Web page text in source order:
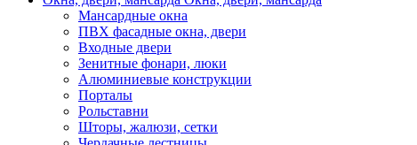
Мансардные окна
ПВХ фасадные окна, двери
Входные двери
Зенитные фонари, люки
Алюминиевые конструкции
Порталы
Рольставни
Шторы, жалюзи, сетки